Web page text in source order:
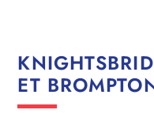
ET